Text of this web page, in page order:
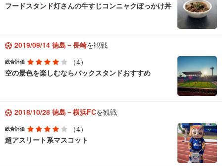
フードスタンド灯さんの牛すじコンニャクぼっかけ丼
2019/09/14 徳島－長崎を観戦
総合評価
（4）
空の景色を楽しむならバックスタンドおすすめ
2018/10/28 徳島－横浜FCを観戦
総合評価
（4）
超アスリート系マスコット